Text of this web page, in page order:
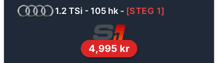
1.2 TSi - 105 hk - [STEG 1]
4,995 kr